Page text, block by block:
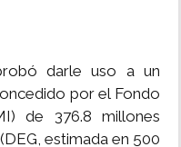
darle uso a un
por el Fondo
de 376.8 millones
estimada en 500